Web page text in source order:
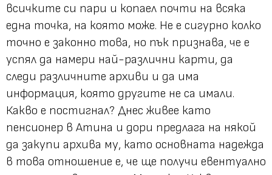
всичките си пари и копаел почти на всяка
една точка, на която може. Не е сигурно колко
точно е законно това, но пък признава, че е
успял да намери най-различни карти, да
следи различните архиви и да има
информация, която другите не са имали.
Какво е постигнал? Днес живее като
пенсионер в Атина и дори предлага на някой
да закупи архива му, като основната надежда
в това отношение е, че ще получи евентуално